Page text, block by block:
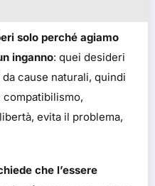
solo perché agiamo
inganno: quei desideri
cause naturali, quindi
compatibilismo,
evita il problema,
che l’essere